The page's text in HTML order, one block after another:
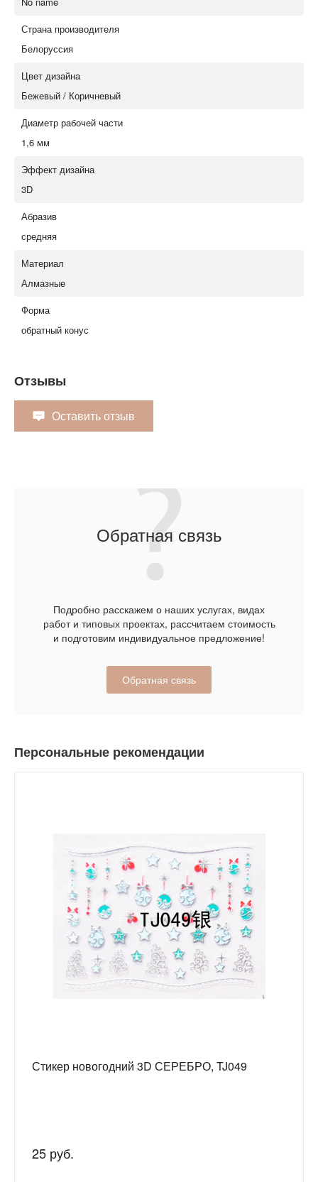
Страна производителя
Белоруссия
Цвет дизайна
Бежевый / Коричневый
Диаметр рабочей части
1,6 мм
Эффект дизайна
3D
Абразив
средняя
Материал
Алмазные
Форма
обратный конус
Отзывы
Оставить отзыв
Обратная связь
Подробно расскажем о наших услугах, видах
работ и типовых проектах, рассчитаем стоимость
и подготовим индивидуальное предложение!
Обратная связь
Персональные рекомендации
Стикер новогодний 3D СЕРЕБРО, TJ049
25 руб.